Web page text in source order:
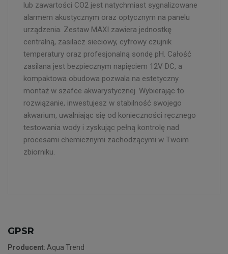
lub zawartości CO2 jest natychmiast sygnalizowane
alarmem akustycznym oraz optycznym na panelu
urządzenia. Zestaw MAXI zawiera jednostkę
centralną, zasilacz sieciowy, cyfrowy czujnik
temperatury oraz profesjonalną sondę pH. Całość
zasilana jest bezpiecznym napięciem 12V DC, a
kompaktowa obudowa pozwala na estetyczny
montaż w szafce akwarystycznej. Wybierając to
rozwiązanie, inwestujesz w stabilność swojego
akwarium, uwalniając się od konieczności ręcznego
testowania wody i zyskując pełną kontrolę nad
procesami chemicznymi zachodzącymi w Twoim
zbiorniku.
GPSR
Producent: Aqua Trend